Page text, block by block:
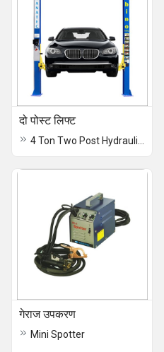
दो पोस्ट लिफ्ट
गेराज उपकरण
Mini Spotter